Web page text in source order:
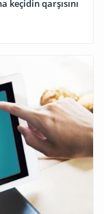
qarşısını